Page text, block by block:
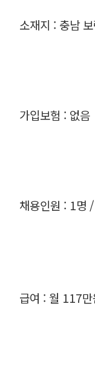
소재지 : 충남
가입보험 : 없음
채용인원 : 1명
급여 : 월 117만